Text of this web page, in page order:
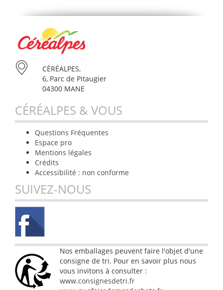
CÉRÉALPES,
6, Parc de Pitaugier
04300 MANE
CÉRÉALPES & VOUS
Questions Fréquentes
Espace pro
Mentions légales
Crédits
Accessibilité : non conforme
SUIVEZ-NOUS
Nos emballages peuvent faire l'objet d'une
consigne de tri. Pour en savoir plus nous
vous invitons à consulter :
www.consignesdetri.fr